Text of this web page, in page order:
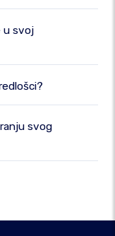
u svoj
svog